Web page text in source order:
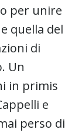
per unire
quella del
di
Un
in primis
e
perso di